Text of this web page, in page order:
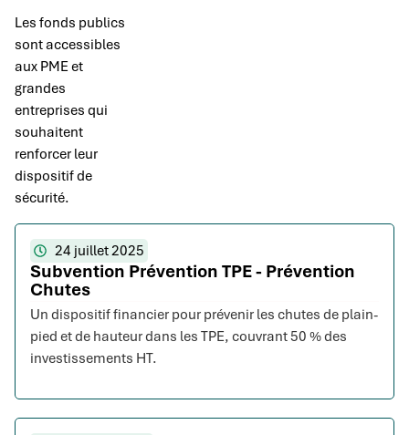
Les fonds publics
sont accessibles
aux PME et
grandes
entreprises qui
souhaitent
renforcer leur
dispositif de
sécurité.
24 juillet 2025
Subvention Prévention TPE - Prévention
Chutes
Un dispositif financier pour prévenir les chutes de plain-
pied et de hauteur dans les TPE, couvrant 50 % des
investissements HT.